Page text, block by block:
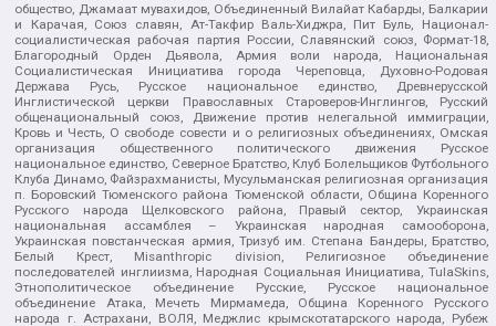
общество, Джамаат мувахидов, Объединенный Вилайат Кабарды, Балкарии
и Карачая, Союз славян, Ат-Такфир Валь-Хиджра, Пит Буль, Национал-
социалистическая рабочая партия России, Славянский союз, Формат-18,
Благородный Орден Дьявола, Армия воли народа, Национальная
Социалистическая Инициатива города Череповца, Духовно-Родовая
Держава Русь, Русское национальное единство, Древнерусской
Инглистической церкви Православных Староверов-Инглингов, Русский
общенациональный союз, Движение против нелегальной иммиграции,
Кровь и Честь, О свободе совести и о религиозных объединениях, Омская
организация общественного политического движения Русское
национальное единство, Северное Братство, Клуб Болельщиков Футбольного
Клуба Динамо, Файзрахманисты, Мусульманская религиозная организация
п. Боровский Тюменского района Тюменской области, Община Коренного
Русского народа Щелковского района, Правый сектор, Украинская
национальная ассамблея – Украинская народная самооборона,
Украинская повстанческая армия, Тризуб им. Степана Бандеры, Братство,
Белый Крест, Misanthropic division, Религиозное объединение
последователей инглиизма, Народная Социальная Инициатива, TulaSkins,
Этнополитическое объединение Русские, Русское национальное
объединение Атака, Мечеть Мирмамеда, Община Коренного Русского
народа г. Астрахани, ВОЛЯ, Меджлис крымскотатарского народа, Рубеж